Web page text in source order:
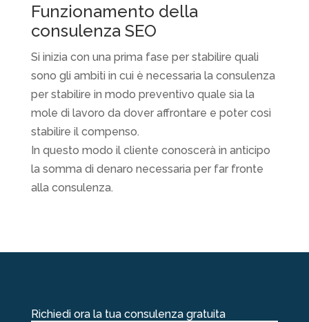
Funzionamento della
consulenza SEO
Si inizia con una prima fase per stabilire quali
sono gli ambiti in cui è necessaria la consulenza
per stabilire in modo preventivo quale sia la
mole di lavoro da dover affrontare e poter così
stabilire il compenso.
In questo modo il cliente conoscerà in anticipo
la somma di denaro necessaria per far fronte
alla consulenza.
Richiedi ora la tua consulenza gratuita